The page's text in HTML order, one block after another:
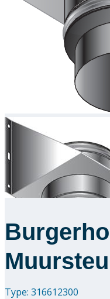
Academy
Type: 316612300